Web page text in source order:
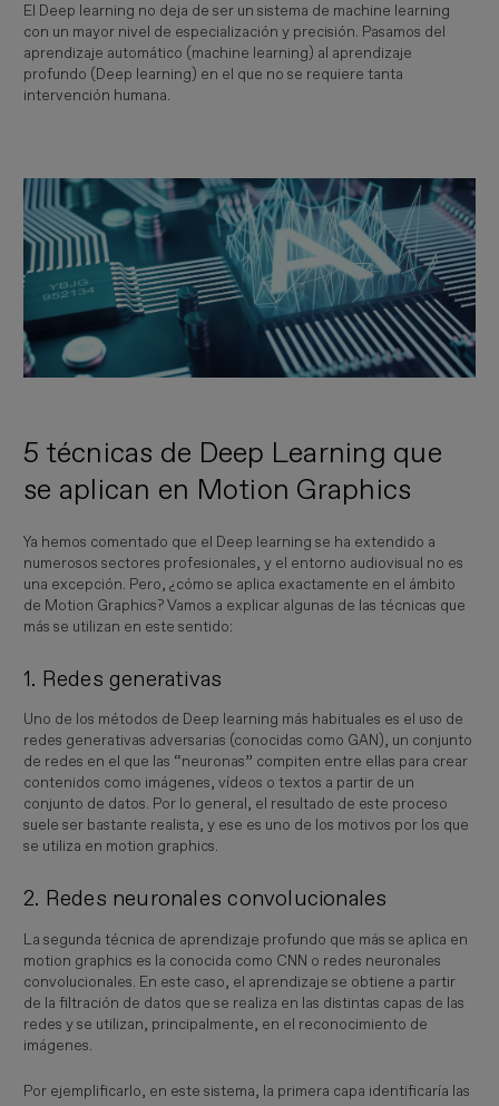
El Deep learning no deja de ser un sistema de machine learning
con un mayor nivel de especialización y precisión. Pasamos del
aprendizaje automático (machine learning) al aprendizaje
profundo (Deep learning) en el que no se requiere tanta
intervención humana.
Imagen
5 técnicas de Deep Learning que
se aplican en Motion Graphics
Ya hemos comentado que el Deep learning se ha extendido a
numerosos sectores profesionales, y el entorno audiovisual no es
una excepción. Pero, ¿cómo se aplica exactamente en el ámbito
de Motion Graphics? Vamos a explicar algunas de las técnicas que
más se utilizan en este sentido:
1. Redes generativas
Uno de los métodos de Deep learning más habituales es el uso de
redes generativas adversarias (conocidas como GAN), un conjunto
de redes en el que las “neuronas” compiten entre ellas para crear
contenidos como imágenes, vídeos o textos a partir de un
conjunto de datos. Por lo general, el resultado de este proceso
suele ser bastante realista, y ese es uno de los motivos por los que
se utiliza en motion graphics.
2. Redes neuronales convolucionales
La segunda técnica de aprendizaje profundo que más se aplica en
motion graphics es la conocida como CNN o redes neuronales
convolucionales. En este caso, el aprendizaje se obtiene a partir
de la filtración de datos que se realiza en las distintas capas de las
redes y se utilizan, principalmente, en el reconocimiento de
imágenes.
Por ejemplificarlo, en este sistema, la primera capa identificaría las